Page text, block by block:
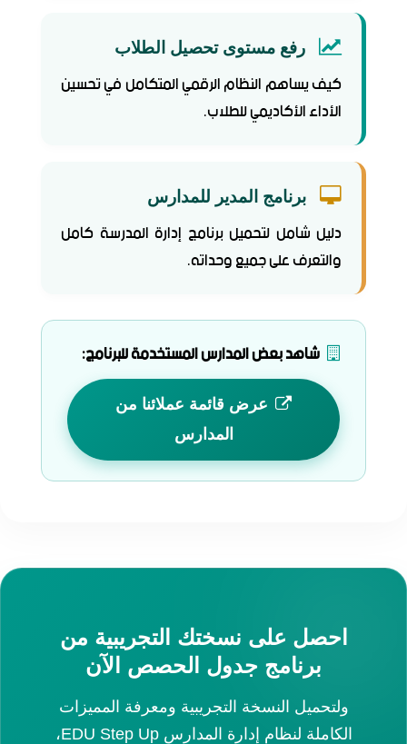
رفع مستوى تحصيل الطلاب
كيف يساهم النظام الرقمي المتكامل في تحسين
الأداء الأكاديمي للطلاب.
برنامج المدير للمدارس
دليل شامل لتحميل برنامج إدارة المدرسة كامل
والتعرف على جميع وحداته.
شاهد بعض المدارس المستخدمة للبرنامج:
عرض قائمة عملائنا من
المدارس
احصل على نسختك التجريبية من
برنامج جدول الحصص الآن
ولتحميل النسخة التجريبية ومعرفة المميزات
الكاملة لنظام إدارة المدارس EDU Step Up،